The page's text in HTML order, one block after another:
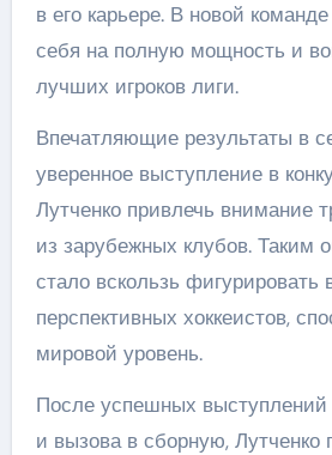
в его карьере. В новой
себя на полную мощность и
лучших игроков лиги.
Впечатляющие результаты в
уверенное выступление в
Лутченко привлечь внимание
из зарубежных клубов. Таким
стало вскользь фигурировать
перспективных хоккеистов,
мировой уровень.
После успешных выступлений
и вызова в сборную, Лутченко